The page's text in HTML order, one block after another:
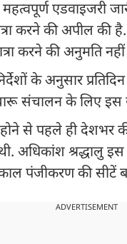
एडवाइजरी
करने की अपील की
करने की अनुमति
के अनुसार
संचालन के लिए इस
होने से पहले ही
अधिकांश श्रद्धालु
पंजीकरण की सीटें
ADVERTISEMENT